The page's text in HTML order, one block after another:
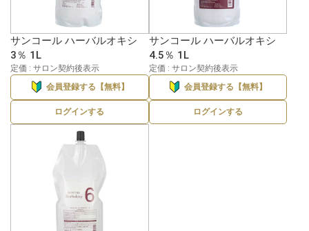
サンコール ハーバルオキシ
3％ 1L
定価 : サロン契約後表示
会員登録する【無料】
ログインする
サンコール ハーバルオキシ
4.5％ 1L
定価 : サロン契約後表示
会員登録する【無料】
ログインする